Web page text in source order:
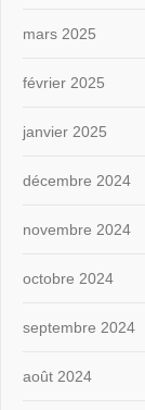
mars 2025
février 2025
janvier 2025
décembre 2024
novembre 2024
octobre 2024
septembre 2024
août 2024